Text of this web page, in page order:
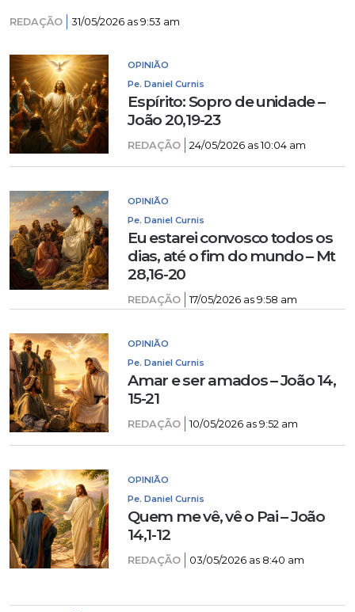
REDAÇÃO 31/05/2026 as 9:53 am
OPINIÃO
Pe. Daniel Curnis
Espírito: Sopro de unidade –
João 20,19-23
REDAÇÃO 24/05/2026 as 10:04 am
OPINIÃO
Pe. Daniel Curnis
Eu estarei convosco todos os
dias, até o fim do mundo – Mt
28,16-20
REDAÇÃO 17/05/2026 as 9:58 am
OPINIÃO
Pe. Daniel Curnis
Amar e ser amados – João 14,
15-21
REDAÇÃO 10/05/2026 as 9:52 am
OPINIÃO
Pe. Daniel Curnis
Quem me vê, vê o Pai – João
14,1-12
REDAÇÃO 03/05/2026 as 8:40 am